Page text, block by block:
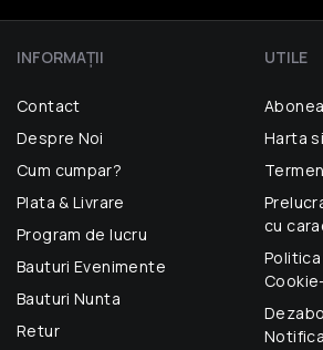
INFORMAŢII
Contact
Despre Noi
Cum cumpar?
Plata & Livrare
Program de lucru
Bauturi Evenimente
Bauturi Nunta
Retur
UTILE
Harta
cu